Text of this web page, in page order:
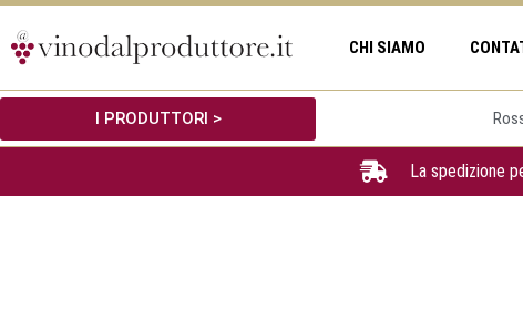
Vai
contenuto
CHI SIAMO
I PRODUTTORI >
La spedizione